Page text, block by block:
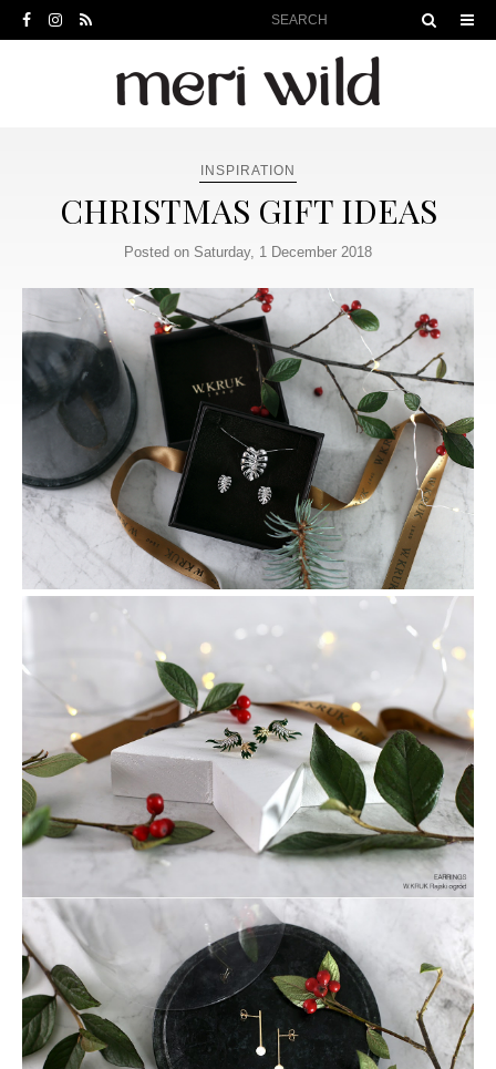
INSPIRATION
CHRISTMAS GIFT IDEAS
Posted on Saturday, 1 December 2018